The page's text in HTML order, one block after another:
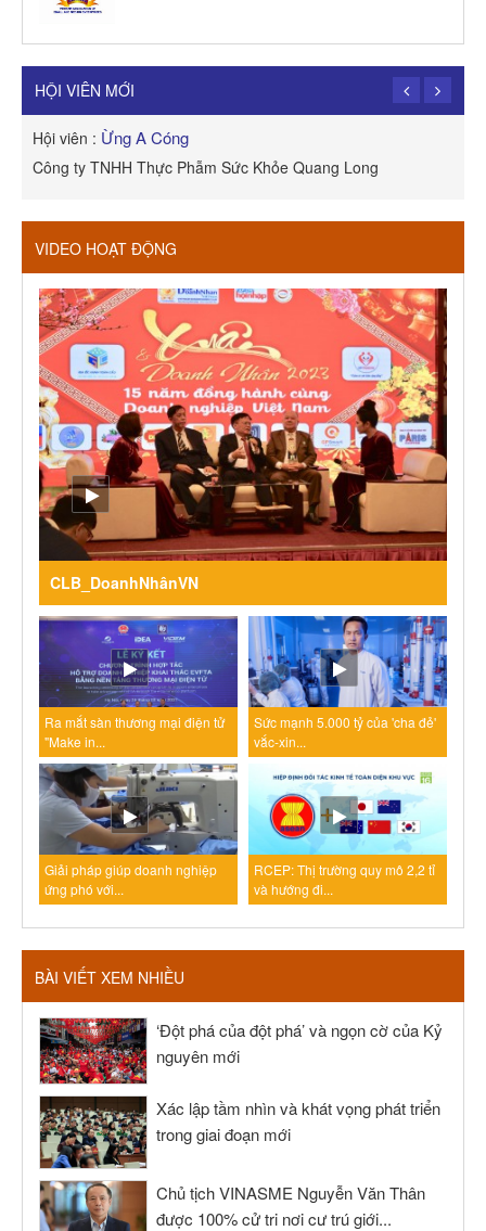
Công Ty TNHH Dịch vụ Cuộc Sống Hạnh Phúc
HỘI VIÊN MỚI
Hội viên : Ừng A Cóng
Công ty TNHH Thực Phẫm Sức Khỏe Quang Long
VIDEO HOẠT ĐỘNG
CLB_DoanhNhânVN
Ra mắt sàn thương mại điện tử
"Make in...
Sức mạnh 5.000 tỷ của 'cha đẻ'
vắc-xin...
Giải pháp giúp doanh nghiệp
ứng phó với...
RCEP: Thị trường quy mô 2,2 tỉ
và hướng đi...
BÀI VIẾT XEM NHIỀU
‘Đột phá của đột phá’ và ngọn cờ của Kỷ
nguyên mới
Xác lập tầm nhìn và khát vọng phát triển
trong giai đoạn mới
Chủ tịch VINASME Nguyễn Văn Thân
được 100% cử tri nơi cư trú giới...